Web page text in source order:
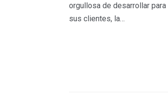
orgullosa de desarrollar para
sus clientes, la…